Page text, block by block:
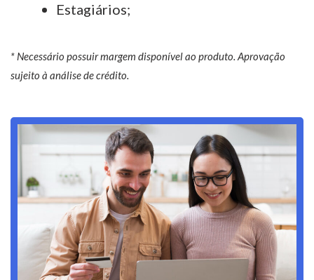
Estagiários;
* Necessário possuir margem disponível ao produto. Aprovação
sujeito à análise de crédito.